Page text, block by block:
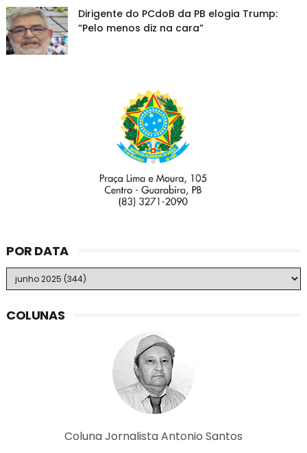
Dirigente do PCdoB da PB elogia Trump:
“Pelo menos diz na cara”
POR DATA
COLUNAS
Coluna Jornalista Antonio Santos